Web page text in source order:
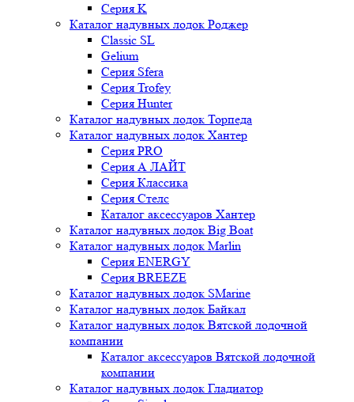
Серия K
Каталог надувных лодок Роджер
Classic SL
Gelium
Серия Sfera
Серия Trofey
Серия Hunter
Каталог надувных лодок Торпеда
Каталог надувных лодок Хантер
Серия PRO
Серия А ЛАЙТ
Серия Классика
Серия Стелс
Каталог аксессуаров Хантер
Каталог надувных лодок Big Boat
Каталог надувных лодок Marlin
Серия ENERGY
Серия BREEZE
Каталог надувных лодок SMarine
Каталог надувных лодок Байкал
Каталог надувных лодок Вятской лодочной
компании
Каталог аксессуаров Вятской лодочной
компании
Каталог надувных лодок Гладиатор